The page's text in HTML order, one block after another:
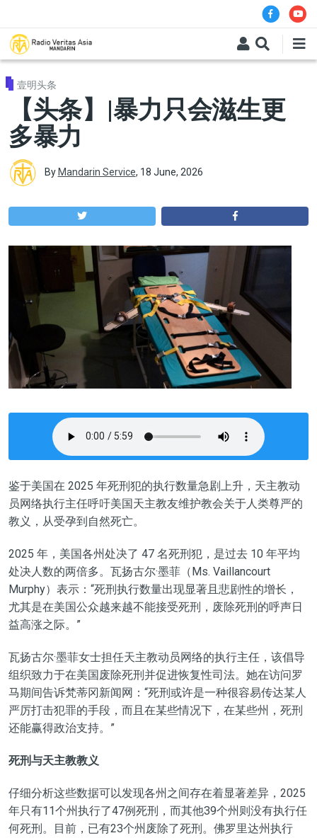
壹明头条
【头条】|暴力只会滋生更
多暴力
By Mandarin Service, 18 June, 2026
鉴于美国在 2025 年死刑犯的执行数量急剧上升，天主教动
员网络执行主任呼吁美国天主教友维护教会关于人类尊严的
教义，从受孕到自然死亡。
2025 年，美国各州处决了 47 名死刑犯，是过去 10 年平均
处决人数的两倍多。瓦扬古尔·墨菲（Ms. Vaillancourt
Murphy）表示：“死刑执行数量出现显著且悲剧性的增长，
尤其是在美国公众越来越不能接受死刑，废除死刑的呼声日
益高涨之际。”
瓦扬古尔·墨菲女士担任天主教动员网络的执行主任，该倡导
组织致力于在美国废除死刑并促进恢复性司法。她在访问罗
马期间告诉梵蒂冈新闻网：“死刑或许是一种很容易传达某人
严厉打击犯罪的手段，而且在某些情况下，在某些州，死刑
还能赢得政治支持。”
死刑与天主教教义
仔细分析这些数据可以发现各州之间存在着显著差异，2025
年只有11个州执行了47例死刑，而其他39个州则没有执行任
何死刑。目前，已有23个州废除了死刑。佛罗里达州执行